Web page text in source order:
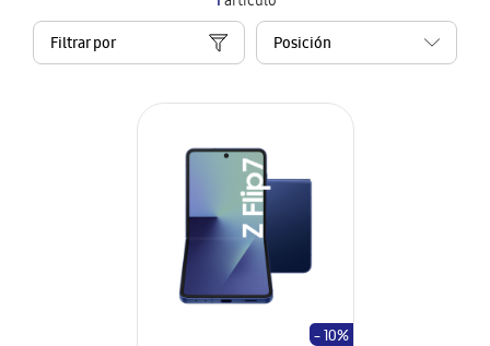
Filtrar por
- 10%